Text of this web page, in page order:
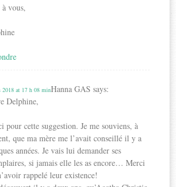
vous,
Hanna GAS says:
2018 at 17 h 08 min
Delphine,
pour cette suggestion. Je me souviens, à
que ma mère me l’avait conseillé il y a
années. Je vais lui demander ses
si jamais elle les as encore… Merci
rappelé leur existence!